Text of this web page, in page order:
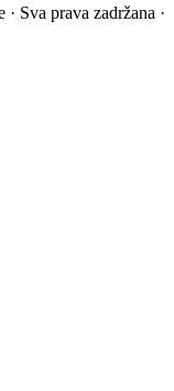
Sva prava zadržana ·